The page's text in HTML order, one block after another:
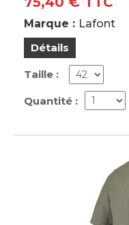
Marque : Lafont
Détails
Taille :
Quantité :